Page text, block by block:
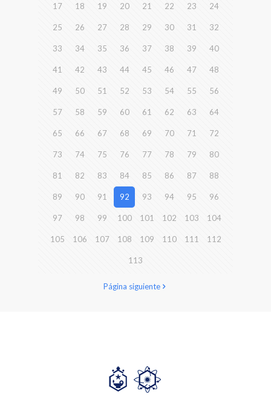
17 18 19 20 21 22 23 24
25 26 27 28 29 30 31 32
33 34 35 36 37 38 39 40
41 42 43 44 45 46 47 48
49 50 51 52 53 54 55 56
57 58 59 60 61 62 63 64
65 66 67 68 69 70 71 72
73 74 75 76 77 78 79 80
81 82 83 84 85 86 87 88
89 90 91 92 93 94 95 96
97 98 99 100 101 102 103 104
105 106 107 108 109 110 111 112
113
Página siguiente